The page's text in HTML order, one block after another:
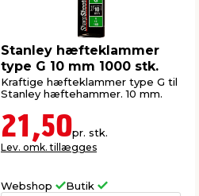
Stanley hæfteklammer
type G 10 mm 1000 stk.
Kraftige hæfteklammer type G til
Stanley hæftehammer. 10 mm.
21,50pr. stk.
Lev. omk. tillægges
Webshop Butik